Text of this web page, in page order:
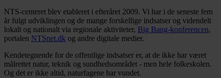
NTS-centeret blev etableret i efteråret 2009. Vi har i de seneste fem
år fulgt udviklingen og de mange forskellige indsatser og videndelt
lokalt og nationalt via regionale aktiviteter, Big Bang-konferencen,
portalen NTSnet.dk og andre digitale medier.
Kendetegnende for de offentlige indsatser er, at de ikke har været
målrettet natur, teknik og sundhedsområdet - men hele folkeskolen.
Og det er ikke altid, naturfagene har vundet.